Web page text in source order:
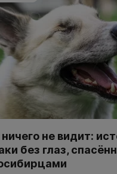
не видит:
без глаз,